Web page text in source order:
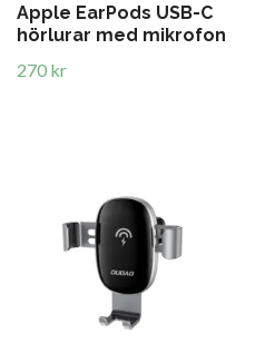
Apple EarPods USB-C
hörlurar med mikrofon
270 kr